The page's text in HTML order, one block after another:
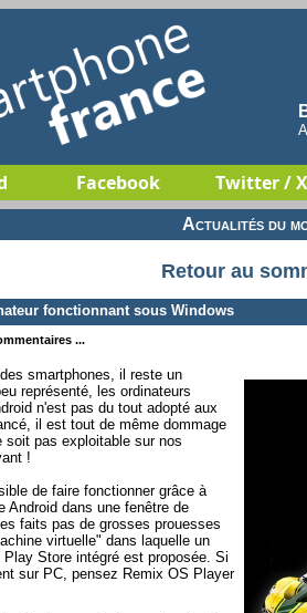
Facebook Twitter / X
Actualités du
Retour au
fonctionnant sous Windows
...
smartphones, il reste un
représenté, les ordinateurs
n'est pas du tout adopté aux
il est tout de même dommage
soit pas exploitable sur nos
!
de faire fonctionner grâce à
Android dans une fenêtre de
faits pas de grosses prouesses
virtuelle" dans laquelle un
Store intégré est proposée. Si
sur PC, pensez Remix OS Player